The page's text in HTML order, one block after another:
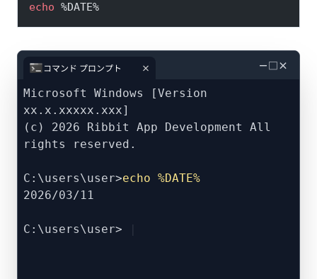
echo %DATE%
－□×
コマンド プロンプト
Microsoft Windows [Version
xx.x.xxxxx.xxx]
(c) 2026 Ribbit App Development All
rights reserved.
C:\users\user>echo %DATE%
2026/03/11
C:\users\user>